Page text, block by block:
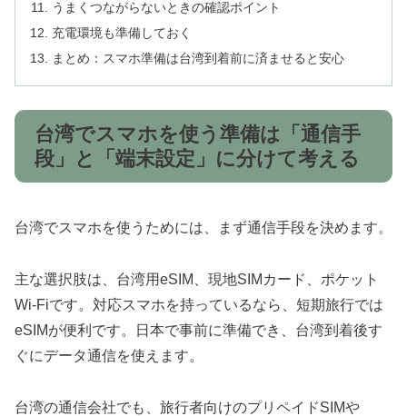
うまくつながらないときの確認ポイント
充電環境も準備しておく
まとめ：スマホ準備は台湾到着前に済ませると安心
台湾でスマホを使う準備は「通信手
段」と「端末設定」に分けて考える
台湾でスマホを使うためには、まず通信手段を決めます。
主な選択肢は、台湾用eSIM、現地SIMカード、ポケット
Wi-Fiです。対応スマホを持っているなら、短期旅行では
eSIMが便利です。日本で事前に準備でき、台湾到着後す
ぐにデータ通信を使えます。
台湾の通信会社でも、旅行者向けのプリペイドSIMや